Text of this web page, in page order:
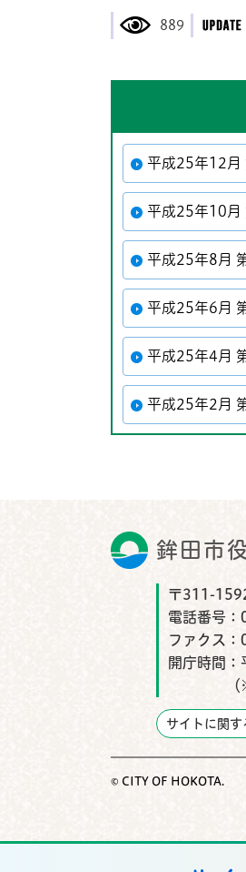
889
平成25年12月
平成25年10月
平成25年8月
平成25年6月
平成25年4月
平成25年2月
鉾田市
〒311-
電話番号：
ファクス：
開庁時間：
サイトに関
© CITY OF HOKOTA.